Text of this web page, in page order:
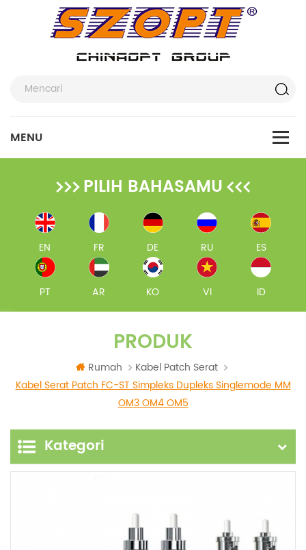
PILIH BAHASAMU
EN FR DE RU ES
PT AR KO VI ID
PRODUK
Rumah
Kabel Patch Serat
Kabel Serat Patch FC-ST Simpleks Dupleks Singlemode MM
OM3 OM4 OM5
Kategori